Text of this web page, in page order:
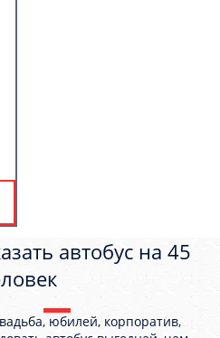
автобус на 45
юбилей, корпоратив,